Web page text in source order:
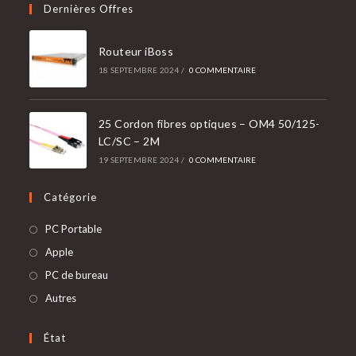
Dernières Offres
Routeur iBoss
18 SEPTEMBRE 2024 / 0 COMMENTAIRE
25 Cordon fibres optiques – OM4 50/125-
LC/SC – 2M
19 SEPTEMBRE 2024 / 0 COMMENTAIRE
Catégorie
PC PortableS’ouvre
AppleS’ouvre
dans
PC de bureau
AutresS’ouvre
État